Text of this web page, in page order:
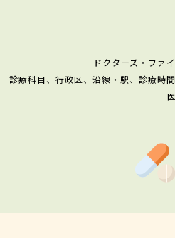
ドクターズ・ファ
診療科目、行政区、沿線・駅、診療時